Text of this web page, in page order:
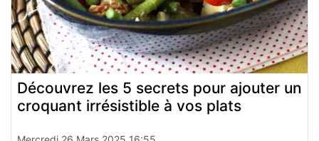
Découvrez les 5 secrets pour ajouter un
croquant irrésistible à vos plats